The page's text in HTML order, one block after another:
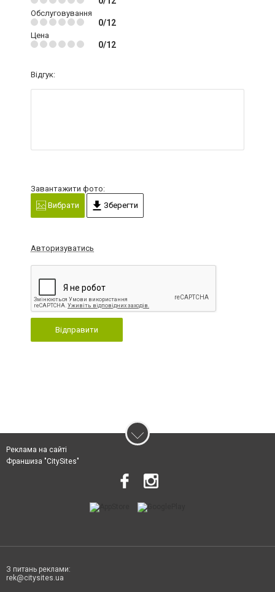
Обслуговування
0/12
Цена
0/12
Відгук:
Завантажити фото:
Вибрати
Зберегти
Авторизуватись
Відправити
Реклама на сайті
Франшиза "CitySites"
З питань реклами:
rek@citysites.ua